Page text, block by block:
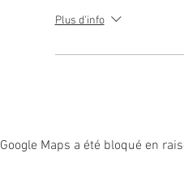
Plus d'info
Google Maps a été bloqué en